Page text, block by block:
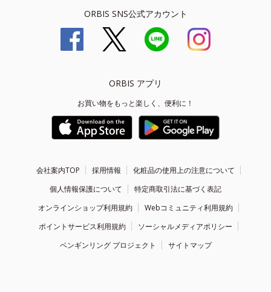
ORBIS SNS公式アカウント
ORBIS アプリ
お買い物をもっと楽しく、便利に！
会社案内TOP 採用情報
化粧品の使用上の注意について
個人情報保護について
特定商取引法に基づく表記
オンラインショップ利用規約
Webコミュニティ利用規約
ポイントサービス利用規約
ソーシャルメディアポリシー
ペンギンリング プロジェクト
サイトマップ